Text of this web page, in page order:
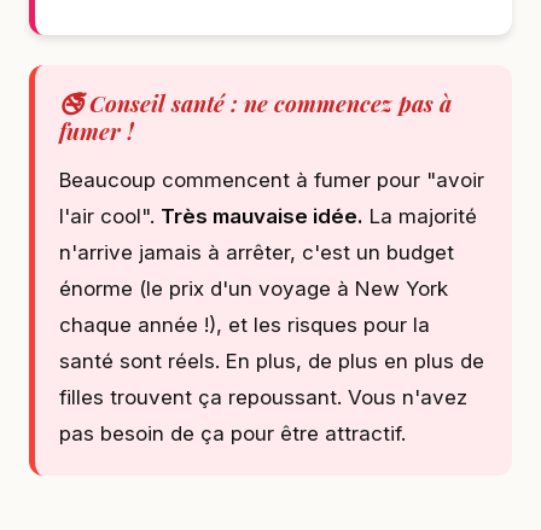
🚭 Conseil santé : ne commencez pas à
fumer !
Beaucoup commencent à fumer pour "avoir
l'air cool". Très mauvaise idée. La majorité
n'arrive jamais à arrêter, c'est un budget
énorme (le prix d'un voyage à New York
chaque année !), et les risques pour la
santé sont réels. En plus, de plus en plus de
filles trouvent ça repoussant. Vous n'avez
pas besoin de ça pour être attractif.